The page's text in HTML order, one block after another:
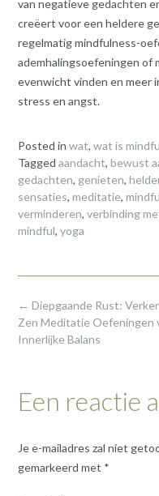
van negatieve gedachten
creëert voor een heldere
regelmatig mindfulness-
ademhalingsoefeningen of
evenwicht vinden en meer
stress en angst.
Posted in wat, wat is
Tagged aandacht, bewust
gedachten, genieten,
sensaties, meditatie,
verminderen, verbinding
mindful, yoga
Post
navigation
← Diepgaande Rust:
Zen Meditatie Oefeningen
Innerlijke Balans
Een reactie
Je e-mailadres zal niet
gemarkeerd met *